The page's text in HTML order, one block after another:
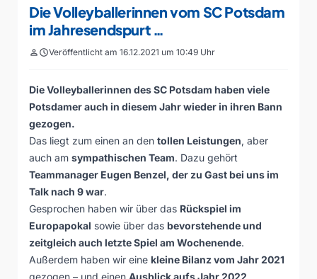
Die Volleyballerinnen vom SC Potsdam
im Jahresendspurt …
personscheduleVeröffentlicht am 16.12.2021 um 10:49 Uhr
Die Volleyballerinnen des SC Potsdam haben viele
Potsdamer auch in diesem Jahr wieder in ihren Bann
gezogen.
Das liegt zum einen an den tollen Leistungen, aber
auch am sympathischen Team. Dazu gehört
Teammanager Eugen Benzel, der zu Gast bei uns im
Talk nach 9 war.
Gesprochen haben wir über das Rückspiel im
Europapokal sowie über das bevorstehende und
zeitgleich auch letzte Spiel am Wochenende.
Außerdem haben wir eine kleine Bilanz vom Jahr 2021
gezogen – und einen Ausblick aufs Jahr 2022